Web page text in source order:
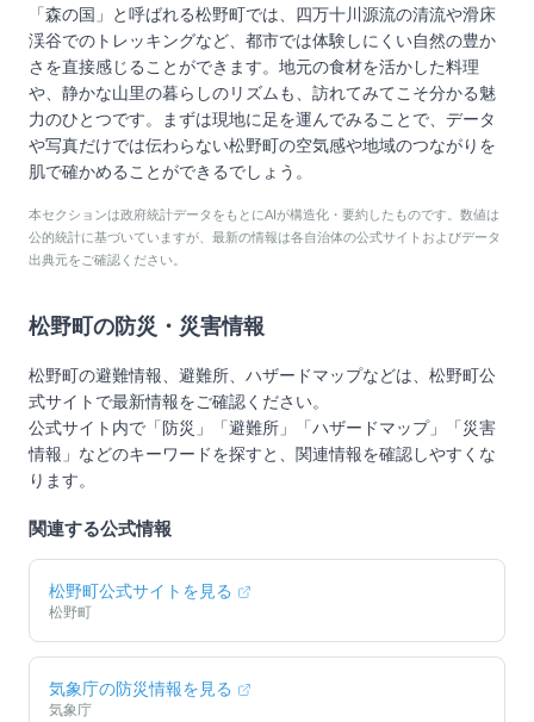
「森の国」と呼ばれる松野町では、四万十川源流の清流や滑床
渓谷でのトレッキングなど、都市では体験しにくい自然の豊か
さを直接感じることができます。地元の食材を活かした料理
や、静かな山里の暮らしのリズムも、訪れてみてこそ分かる魅
力のひとつです。まずは現地に足を運んでみることで、データ
や写真だけでは伝わらない松野町の空気感や地域のつながりを
肌で確かめることができるでしょう。
本セクションは政府統計データをもとにAIが構造化・要約したものです。数値は
公的統計に基づいていますが、最新の情報は各自治体の公式サイトおよびデータ
出典元をご確認ください。
松野町 の防災・災害情報
松野町の避難情報、避難所、ハザードマップなどは、 松野町公
式サイトで最新情報をご確認ください。
公式サイト内で「防災」「避難所」「ハザードマップ」「災害
情報」などのキーワードを探すと、関連情報を確認しやすくな
ります。
関連する公式情報
松野町公式サイトを見る
松野町
気象庁の防災情報を見る
気象庁